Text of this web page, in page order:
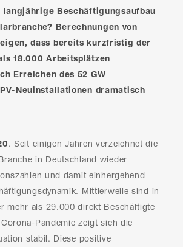
langjährige Beschäftigungsaufbau
Berechnungen von
dass bereits kurzfristig der
18.000 Arbeitsplätzen
Erreichen des 52 GW
Neuinstallationen dramatisch
. Seit einigen Jahren verzeichnet die
in Deutschland wieder
und damit einhergehend
Mittlerweile sind in
mehr als 29.000 direkt Beschäftigte
Pandemie zeigt sich die
stabil. Diese positive